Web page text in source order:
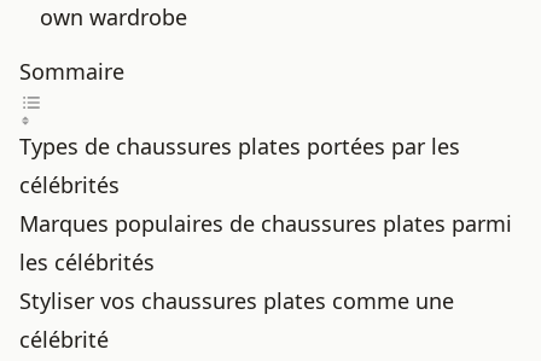
own wardrobe
Sommaire
Types de chaussures plates portées par les
célébrités
Marques populaires de chaussures plates parmi
les célébrités
Styliser vos chaussures plates comme une
célébrité